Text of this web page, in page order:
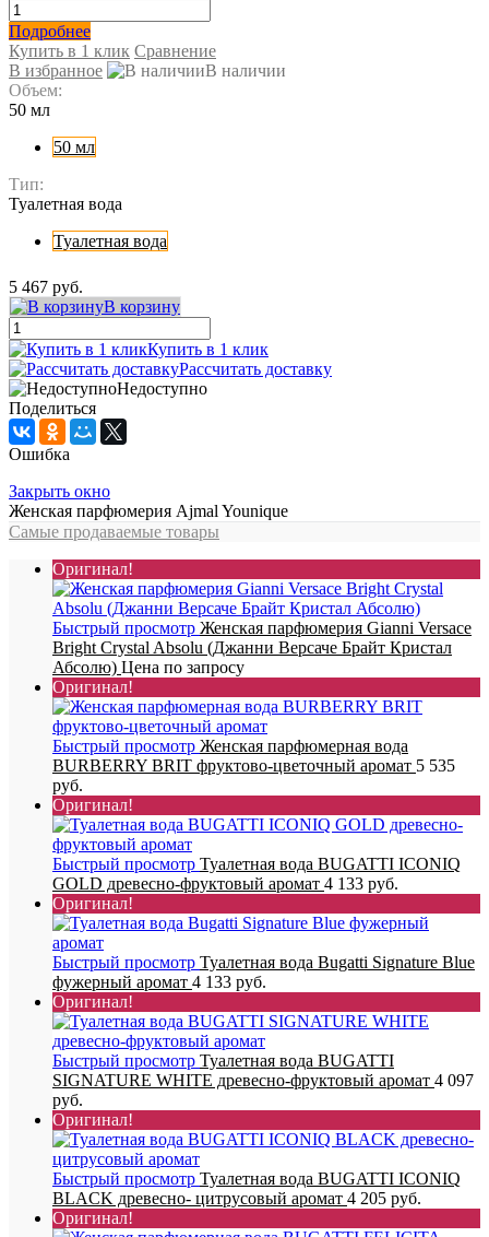
Подробнее
Купить в 1 клик Сравнение
В избранное
В наличии
Объем:
50 мл
50 мл
Тип:
Туалетная вода
Туалетная вода
5 467 руб.
В корзину
Купить в 1 клик
Рассчитать доставку
Недоступно
Поделиться
Ошибка
Закрыть окно
Женская парфюмерия Ajmal Younique
Самые продаваемые товары
Оригинал!
Быстрый просмотр Женская парфюмерия Gianni Versace
Bright Crystal Absolu (Джанни Версаче Брайт Кристал
Абсолю) Цена по запросу
Оригинал!
Быстрый просмотр Женская парфюмерная вода
BURBERRY BRIT фруктово-цветочный аромат 5 535
руб.
Оригинал!
Быстрый просмотр Туалетная вода BUGATTI ICONIQ
GOLD древесно-фруктовый аромат 4 133 руб.
Оригинал!
Быстрый просмотр Туалетная вода Bugatti Signature Blue
фужерный аромат 4 133 руб.
Оригинал!
Быстрый просмотр Туалетная вода BUGATTI
SIGNATURE WHITE древесно-фруктовый аромат 4 097
руб.
Оригинал!
Быстрый просмотр Туалетная вода BUGATTI ICONIQ
BLACK древесно- цитрусовый аромат 4 205 руб.
Оригинал!